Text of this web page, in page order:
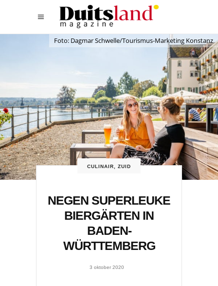
Foto: Dagmar Schwelle/Tourismus-Marketing Konstanz
CULINAIR ZUID
NEGEN SUPERLEUKE
BIERGÄRTEN IN
BADEN-
WÜRTTEMBERG
3 oktober 2020